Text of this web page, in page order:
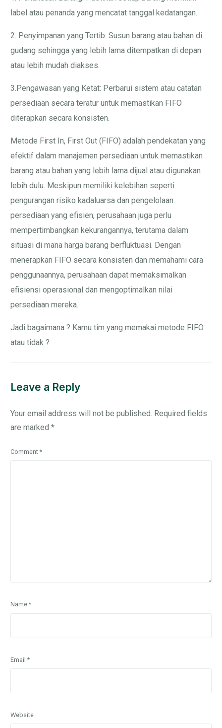
label atau penanda yang mencatat tanggal kedatangan.
2. Penyimpanan yang Tertib: Susun barang atau bahan di
gudang sehingga yang lebih lama ditempatkan di depan
atau lebih mudah diakses.
3.Pengawasan yang Ketat: Perbarui sistem atau catatan
persediaan secara teratur untuk memastikan FIFO
diterapkan secara konsisten.
Metode First In, First Out (FIFO) adalah pendekatan yang
efektif dalam manajemen persediaan untuk memastikan
barang atau bahan yang lebih lama dijual atau digunakan
lebih dulu. Meskipun memiliki kelebihan seperti
pengurangan risiko kadaluarsa dan pengelolaan
persediaan yang efisien, perusahaan juga perlu
mempertimbangkan kekurangannya, terutama dalam
situasi di mana harga barang berfluktuasi. Dengan
menerapkan FIFO secara konsisten dan memahami cara
penggunaannya, perusahaan dapat memaksimalkan
efisiensi operasional dan mengoptimalkan nilai
persediaan mereka.
Jadi bagaimana ? Kamu tim yang memakai metode FIFO
atau tidak ?
Leave a Reply
Your email address will not be published. Required fields
are marked*
Comment*
Name*
Email*
Website